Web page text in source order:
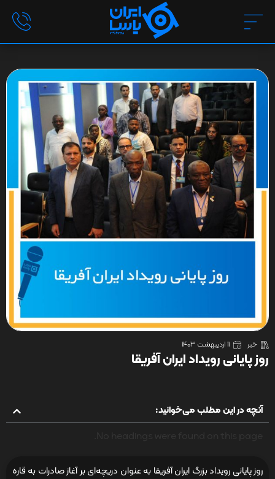
خبر 11 اردیبهشت 1403
روز پایانی رویداد ایران آفریقا
آنچه در این مطلب می‌خوانید:
روز پایانی رویداد بزرگ ایران آفریقا به عنوان دریچه‌ای بر آغاز صادرات به قاره